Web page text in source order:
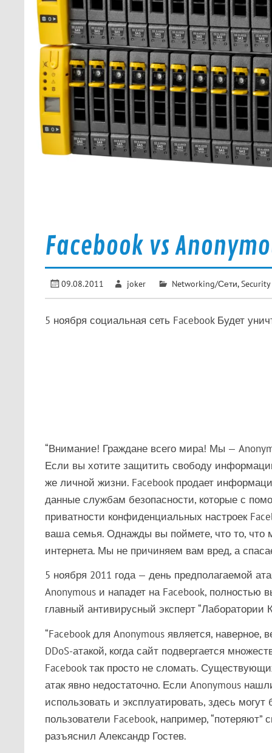
Facebook vs
09.08.2011 joker Networking/Сети,Security
5 ноября социальная сеть Facebook Будет
“Внимание! Граждане всего мира! Мы —
Если вы хотите защитить свободу
же личной жизни. Facebook продает
данные службам безопасности, которые с
приватности конфиденциальных настроек
ваша семья. Однажды вы поймете, что то, что
интернета. Мы не причиняем вам вред, а
5 ноября 2011 года — день предполагаемой
Anonymous и нападет на Facebook, полностью
главный антивирусный эксперт “Лаборатории
“Facebook для Anonymous является,
DDoS-атакой, когда сайт подвергается
Facebook так просто не сломать.
атак явно недостаточно. Если Anonymous
использовать и эксплуатировать, здесь
пользователи Facebook, например,
разъяснил Александр Гостев.